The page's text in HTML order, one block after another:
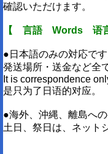
確認いただけます。
【 言語 Words 语
●日本語のみの対応で
発送場所・送金など全
It is
是只为了日语的对应。
●海外、沖縄、離島へ
土日、祭日は、ネット